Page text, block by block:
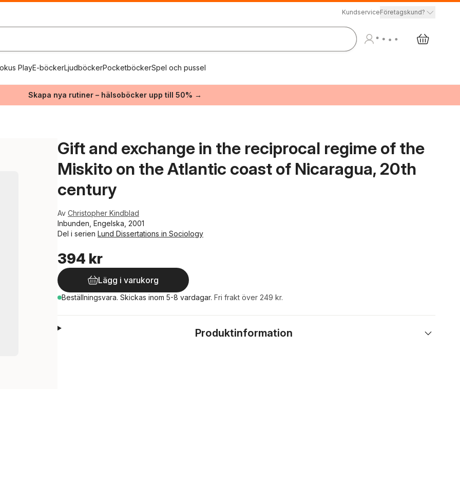
KundserviceFöretagskund?
PlayE-böckerLjudböckerPocketböckerSpel och pussel
Skapa nya rutiner – hälsoböcker upp till 50% →
Gift and exchange in the reciprocal regime of the
Miskito on the Atlantic coast of Nicaragua, 20th
century
Av Christopher Kindblad
Inbunden, Engelska, 2001
Del i serien Lund Dissertations in Sociology
394 kr
Lägg i varukorg
Beställningsvara. Skickas inom 5-8 vardagar. Fri frakt över 249 kr.
Produktinformation